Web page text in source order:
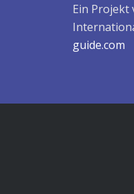
Ein Projekt
guide.com